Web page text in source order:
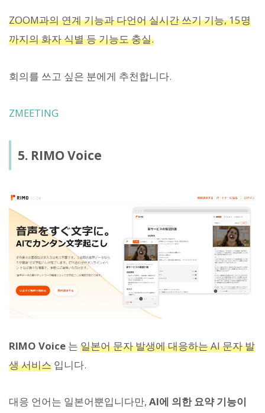
ZOOM과의 연계 기능과 다언어 실시간 쓰기 기능, 15명
까지의 화자 식별 등 기능도 충실.
회의를 쓰고 싶은 분에게 추천합니다.
ZMEETING
5. RIMO Voice
RIMO Voice 는 일본어 문자 발생에 대응하는 AI 문자 발
생 서비스 입니다.
대응 언어는 일본어뿐입니다만, AI에 의한 요약 기능이